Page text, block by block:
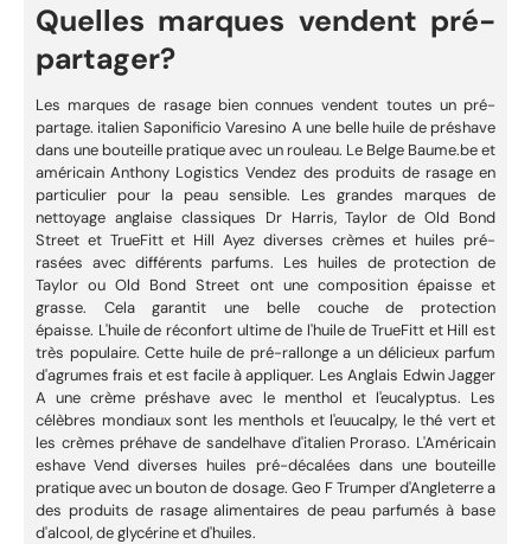
Quelles marques vendent pré-
partager?
Les marques de rasage bien connues vendent toutes un pré-
partage. italien Saponificio Varesino A une belle huile de préshave
dans une bouteille pratique avec un rouleau. Le Belge Baume.beet
américainAnthony Logistics Vendez des produits de rasage en
particulier pour la peau sensible. Les grandes marques de
nettoyage anglaise classiques Dr Harris,Taylor de Old Bond
Street et TrueFitt et Hill Ayez diverses crèmes et huiles pré-
rasées avec différents parfums. Les huiles de protection de
Taylor ou Old Bond Street ont une composition épaisse et
grasse. Cela garantit une belle couche de protection
épaisse. L'huile de réconfort ultime de l'huile de TrueFitt et Hill est
très populaire. Cette huile de pré-rallonge a un délicieux parfum
d'agrumes frais et est facile à appliquer. Les Anglais Edwin Jagger
A une crème préshave avec le menthol et l'eucalyptus. Les
célèbres mondiaux sont les menthols et l'euucalpy, le thé vert et
les crèmes préhave de sandelhave d'italien Proraso. L'Américain
eshave Vend diverses huiles pré-décalées dans une bouteille
pratique avec un bouton de dosage. Geo F Trumper d'Angleterre a
des produits de rasage alimentaires de peau parfumés à base
d'alcool, de glycérine et d'huiles.